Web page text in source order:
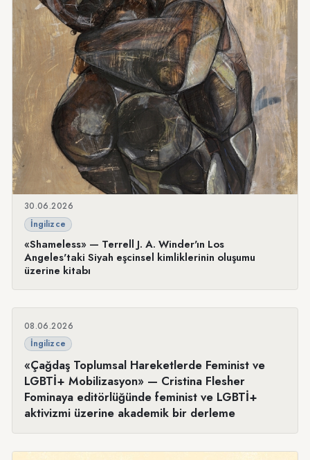
30.06.2026
İngilizce
«Shameless» — Terrell J. A. Winder'ın Los
Angeles'taki Siyah eşcinsel kimliklerinin oluşumu
üzerine kitabı
08.06.2026
İngilizce
«Çağdaş Toplumsal Hareketlerde Feminist ve
LGBTİ+ Mobilizasyon» — Cristina Flesher
Fominaya editörlüğünde feminist ve LGBTİ+
aktivizmi üzerine akademik bir derleme